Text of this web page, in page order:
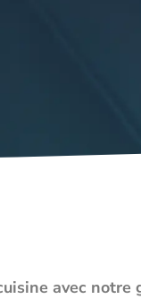
avec notre